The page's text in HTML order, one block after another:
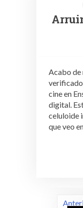
Acabo de
verificado
cine en
digital.
celuloide
que veo